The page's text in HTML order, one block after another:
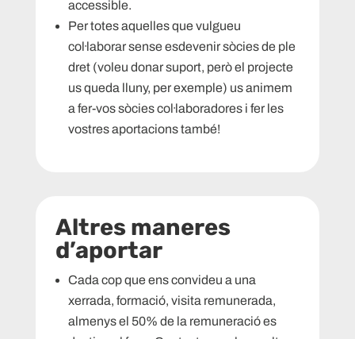
accessible.
Per totes aquelles que vulgueu
col·laborar sense esdevenir sòcies de ple
dret (voleu donar suport, però el projecte
us queda lluny, per exemple) us animem
a fer-vos sòcies col·laboradores i fer les
vostres aportacions també!
Altres maneres
d’aportar
Cada cop que ens convideu a una
xerrada, formació, visita remunerada,
almenys el 50% de la remuneració es